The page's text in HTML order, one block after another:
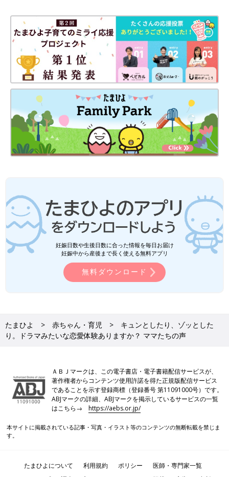
妊娠日数や生後日数に合った情報を毎日お届け
妊娠中から産後まで長く使える無料アプリ
無料ダウンロード
たまひよ 赤ちゃん・育児
キュンとしたり、ゾッとした
り。ドラマみたいな恋愛体験ありますか？ ママたちの声
ＡＢＪマークは、この電子書店・電子書籍配信サービスが、
著作権者からコンテンツ使用許諾を得た正規版配信サービス
であることを示す登録商標（登録番号 第11091000号）です。
ABJマークの詳細、ABJマークを掲示しているサービスの一覧
はこちら→https://aebs.or.jp/
本サイトに掲載されている記事・写真・イラスト等のコンテンツの無断転載を禁じま
す。
たまひよについて 利用規約 ポリシー
医師・専門家一覧